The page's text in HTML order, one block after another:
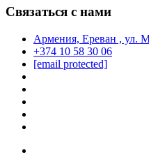
Связаться с нами
Армения, Ереван , ул.
+374 10 58 30 06
[email protected]